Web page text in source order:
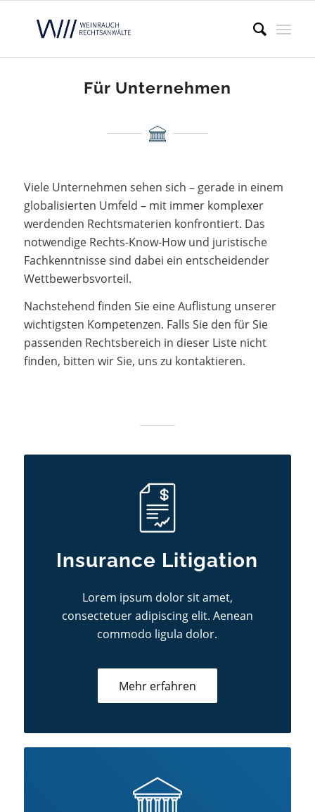
Für Unternehmen
Viele Unternehmen sehen sich – gerade in einem
globalisierten Umfeld – mit immer komplexer
werdenden Rechtsmaterien konfrontiert. Das
notwendige Rechts-Know-How und juristische
Fachkenntnisse sind dabei ein entscheidender
Wettbewerbsvorteil.
Nachstehend finden Sie eine Auflistung unserer
wichtigsten Kompetenzen. Falls Sie den für Sie
passenden Rechtsbereich in dieser Liste nicht
finden, bitten wir Sie, uns zu kontaktieren.
Insurance Litigation
Lorem ipsum dolor sit amet,
consectetuer adipiscing elit. Aenean
commodo ligula dolor.
Mehr erfahren